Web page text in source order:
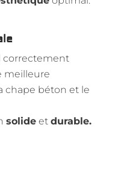
correctement
meilleure
chape béton et le
solideet durable.